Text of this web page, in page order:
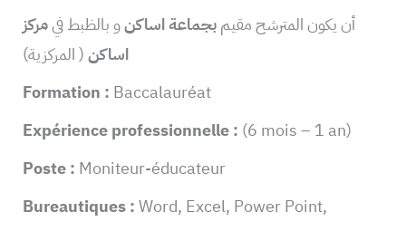
أن يكون المترشح مقيمبجماعة اساكنو بالظبط فيمركز
اساكن
Formation : Baccalauréat
Expérience professionnelle : (6 mois – 1 an)
Poste : Moniteur-éducateur
Bureautiques :Word, Excel, Power Point,